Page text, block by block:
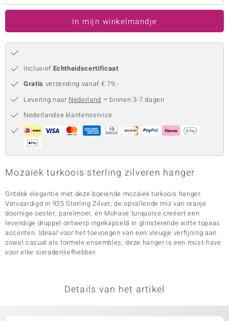
Collection
In mijn winkelmandje
Inclusief Echtheidscertificaat
Gratis verzending vanaf € 79,-
Levering naar Nederland
binnen 3-7 dagen
Nederlandse klantenservice
Mozaïek turkoois sterling zilveren hanger
Ontdek elegantie met deze boeiende mozaïek turkoois hanger.
Vervaardigd in 925 Sterling Zilver, de opvallende mix van oranje
doornige oester, parelmoer, en Mohave turquoise creëert een
levendige druppel ontwerp ingekapseld in glinsterende witte topaas
accenten. Ideaal voor het toevoegen van een vleugje verfijning aan
zowel casual als formele ensembles, deze hanger is een must-have
voor elke sieradenliefhebber.
Details van het artikel